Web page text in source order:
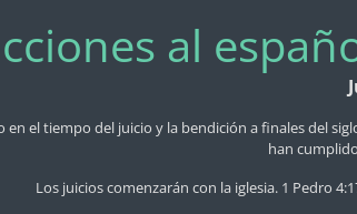
al
en el tiempo del juicio y la bendición a finales del
han
Los juicios comenzarán con la iglesia. 1 Pedro